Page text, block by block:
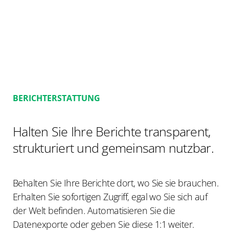
BERICHTERSTATTUNG
Halten Sie Ihre Berichte transparent,
strukturiert und gemeinsam nutzbar.
Behalten Sie Ihre Berichte dort, wo Sie sie brauchen.
Erhalten Sie sofortigen Zugriff, egal wo Sie sich auf
der Welt befinden. Automatisieren Sie die
Datenexporte oder geben Sie diese 1:1 weiter.